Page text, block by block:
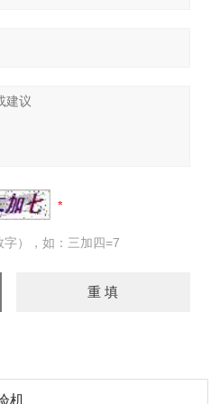
），如：三加四=7